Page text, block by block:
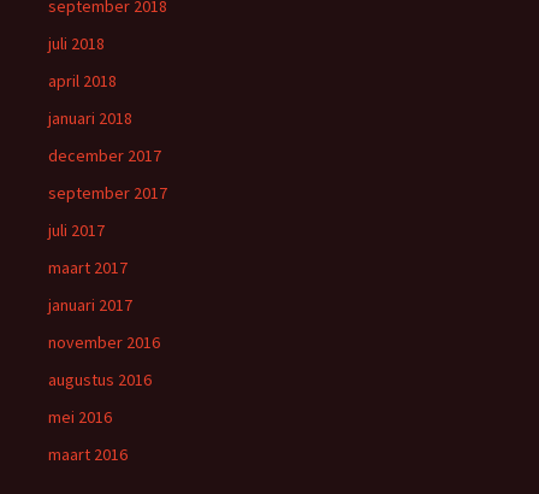
september 2018
juli 2018
april 2018
januari 2018
december 2017
september 2017
juli 2017
maart 2017
januari 2017
november 2016
augustus 2016
mei 2016
maart 2016